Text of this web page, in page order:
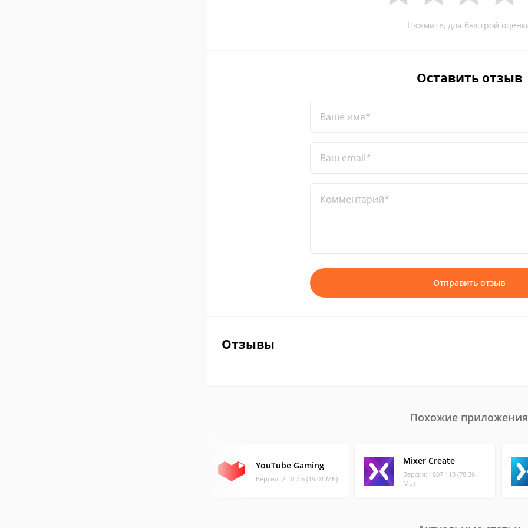
Нажмите, для быстрой
Оставить отзыв
Ваше имя*
Ваш email*
Комментарий*
Отправить отзыв
Отзывы
Похожие приложения
YouTube Gaming
Версия: 2.10.7.6 (19.01 МБ)
Mixer Create
Версия: 1807.113 (78.36
МБ)